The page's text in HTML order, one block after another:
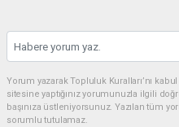
Yorum yazarak Topluluk Kuralları’nı
sitesine yaptığınız yorumunuzla ilgili
başınıza üstleniyorsunuz. Yazılan tüm
sorumlu tutulamaz.